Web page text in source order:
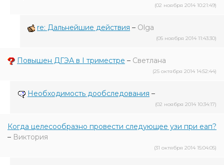
(02 ноября 2014 10:21:49)
re: Дальнейшие действия – Olga
(05 ноября 2014 11:43:30)
Повышен ДГЭА в I триместре – Светлана
(25 октября 2014 14:52:44)
Необходимость дообследования –
(02 ноября 2014 10:34:17)
Когда целесообразно провести следующее узи при еап?
– Виктория
(31 октября 2014 15:04:05)